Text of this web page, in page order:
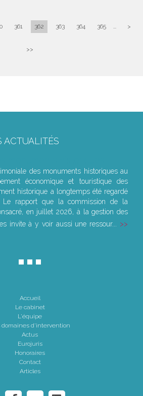
361 362 363 364 365 ... >
>>
ACTUALITÉS
des monuments historiques au
économique et touristique des
historique a longtemps été regardé
Le rapport que la commission de la
en juillet 2026, à la gestion des
invite à y voir aussi une ressour...
Accueil
Le cabinet
L'équipe
domaines d'intervention
Actus
Eurojuris
Honoraires
Contact
Articles